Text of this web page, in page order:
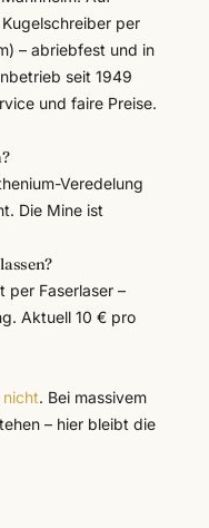
per
– abriebfest und in
seit 1949
und faire Preise.
Veredelung
Die Mine ist
per Faserlaser –
Aktuell 10 € pro
nicht. Bei massivem
– hier bleibt die